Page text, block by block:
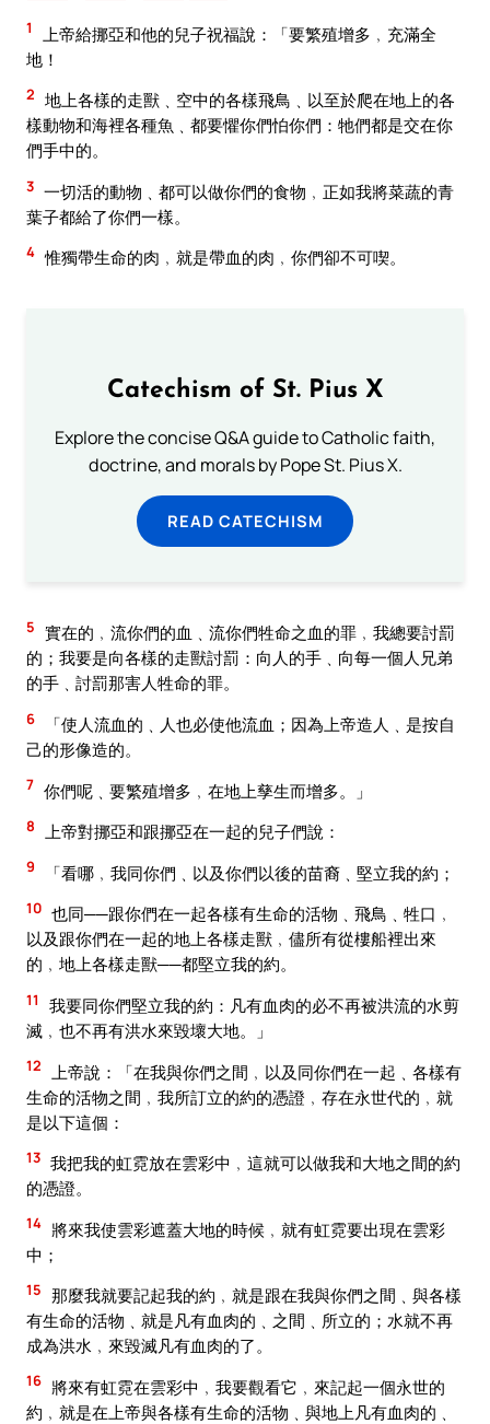
1
上帝給挪亞和他的兒子祝福說：「要繁殖增多﹐充滿全
地！
2 地上各樣的走獸﹑空中的各樣飛鳥﹑以至於爬在地上的各
樣動物和海裡各種魚﹑都要懼你們怕你們：牠們都是交在你
們手中的。
3 一切活的動物﹑都可以做你們的食物﹐正如我將菜蔬的青
葉子都給了你們一樣。
4 惟獨帶生命的肉﹐就是帶血的肉﹐你們卻不可喫。
Catechism of St. Pius X
Explore the concise Q&A guide to Catholic faith,
doctrine, and morals by Pope St. Pius X.
READ CATECHISM
5 實在的﹐流你們的血﹑流你們牲命之血的罪﹐我總要討罰
的；我要是向各樣的走獸討罰：向人的手﹑向每一個人兄弟
的手﹑討罰那害人牲命的罪。
6
「使人流血的﹑人也必使他流血；因為上帝造人﹑是按自
己的形像造的。
7 你們呢﹑要繁殖增多﹐在地上孳生而增多。」
8 上帝對挪亞和跟挪亞在一起的兒子們說：
9 「看哪﹐我同你們﹑以及你們以後的苗裔﹑堅立我的約；
10 也同──跟你們在一起各樣有生命的活物﹑飛鳥﹑牲口﹐
以及跟你們在一起的地上各樣走獸﹐儘所有從樓船裡出來
的﹐地上各樣走獸──都堅立我的約。
11
我要同你們堅立我的約：凡有血肉的必不再被洪流的水剪
滅﹐也不再有洪水來毀壞大地。」
12
上帝說：「在我與你們之間﹐以及同你們在一起﹑各樣有
生命的活物之間﹐我所訂立的約的憑證﹐存在永世代的﹐就
是以下這個：
13 我把我的虹霓放在雲彩中﹐這就可以做我和大地之間的約
的憑證。
14 將來我使雲彩遮蓋大地的時候﹐就有虹霓要出現在雲彩
中；
15 那麼我就要記起我的約﹐就是跟在我與你們之間﹑與各樣
有生命的活物﹑就是凡有血肉的﹑之間﹑所立的；水就不再
成為洪水﹐來毀滅凡有血肉的了。
16 將來有虹霓在雲彩中﹐我要觀看它﹐來記起一個永世的
約﹐就是在上帝與各樣有生命的活物﹑與地上凡有血肉的﹑